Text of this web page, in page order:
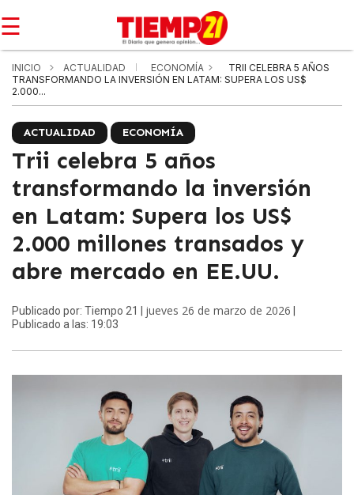
☰
INICIO ACTUALIDAD ECONOMÍA
TRII CELEBRA 5 AÑOS
TRANSFORMANDO LA INVERSIÓN EN LATAM: SUPERA LOS US$
2.000...
ACTUALIDAD ECONOMÍA
Trii celebra 5 años
transformando la inversión
en Latam: Supera los US$
2.000 millones transados y
abre mercado en EE.UU.
Publicado por: Tiempo 21 | jueves 26 de marzo de 2026
Publicado a las: 19:03